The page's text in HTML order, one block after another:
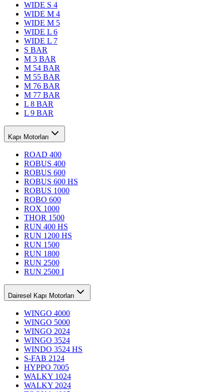
WIDE S 4
WIDE M 4
WIDE M 5
WIDE L 6
WIDE L 7
S BAR
M 3 BAR
M 54 BAR
M 55 BAR
M 76 BAR
M 77 BAR
L 8 BAR
L 9 BAR
Kapı Motorları
ROAD 400
ROBUS 400
ROBUS 600
ROBUS 600 HS
ROBUS 1000
ROBO 600
ROX 1000
THOR 1500
RUN 400 HS
RUN 1200 HS
RUN 1500
RUN 1800
RUN 2500
RUN 2500 I
Dairesel Kapı Motorları
WINGO 4000
WINGO 5000
WINGO 2024
WINGO 3524
WINDO 3524 HS
S-FAB 2124
HYPPO 7005
WALKY 1024
WALKY 2024